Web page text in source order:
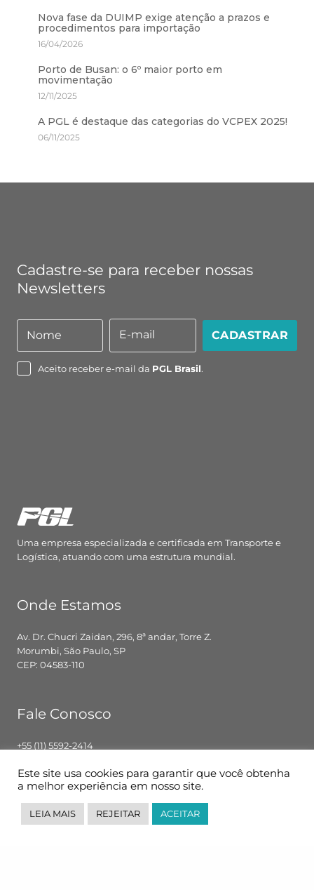
Nova fase da DUIMP exige atenção a prazos e
procedimentos para importação
16/04/2026
Porto de Busan: o 6º maior porto em
movimentação
12/11/2025
A PGL é destaque das categorias do VCPEX 2025!
06/11/2025
Cadastre-se para receber nossas
Newsletters
Nome
Nome
mail
E-mail CADASTRAR
Aceito receber e-mail da PGL Brasil.
Uma empresa especializada e certificada em Transporte e
Logística, atuando com uma estrutura mundial.
Onde Estamos
Av. Dr. Chucri Zaidan, 296, 8ª andar, Torre Z.
Morumbi, São Paulo, SP
CEP: 04583-110
Fale Conosco
+55 (11) 5592-2414
Segunda – Sexta: 8h00 – 18h00
Siga-nos
Este site usa cookies para garantir que você obtenha
a melhor experiência em nosso site.
LEIA MAIS REJEITAR ACEITAR